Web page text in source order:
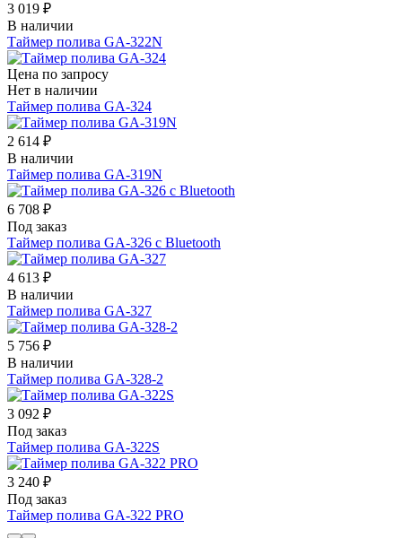
3 019 ₽
В наличии
Таймер полива GA-322N
Цена по запросу
Нет в наличии
Таймер полива GA-324
2 614 ₽
В наличии
Таймер полива GA-319N
6 708 ₽
Под заказ
Таймер полива GA-326 с Bluetooth
4 613 ₽
В наличии
Таймер полива GA-327
5 756 ₽
В наличии
Таймер полива GA-328-2
3 092 ₽
Под заказ
Таймер полива GA-322S
3 240 ₽
Под заказ
Таймер полива GA-322 PRO